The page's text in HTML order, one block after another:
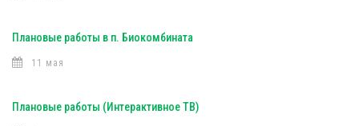
Плановые работы в п. Биокомбината
11 мая
Плановые работы (Интерактивное ТВ)